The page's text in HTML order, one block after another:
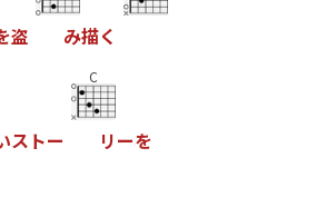
盗 み描く
ス トー
C
リーを